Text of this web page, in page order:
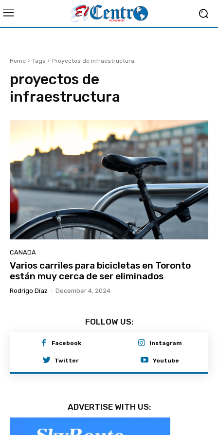
Home Tags Proyectos de infraestructura
proyectos de
infraestructura
CANADA
Varios carriles para bicicletas en Toronto
están muy cerca de ser eliminados
Rodrigo Díaz - December 4, 2024
FOLLOW US:
Facebook Instagram
Twitter Youtube
ADVERTISE WITH US: